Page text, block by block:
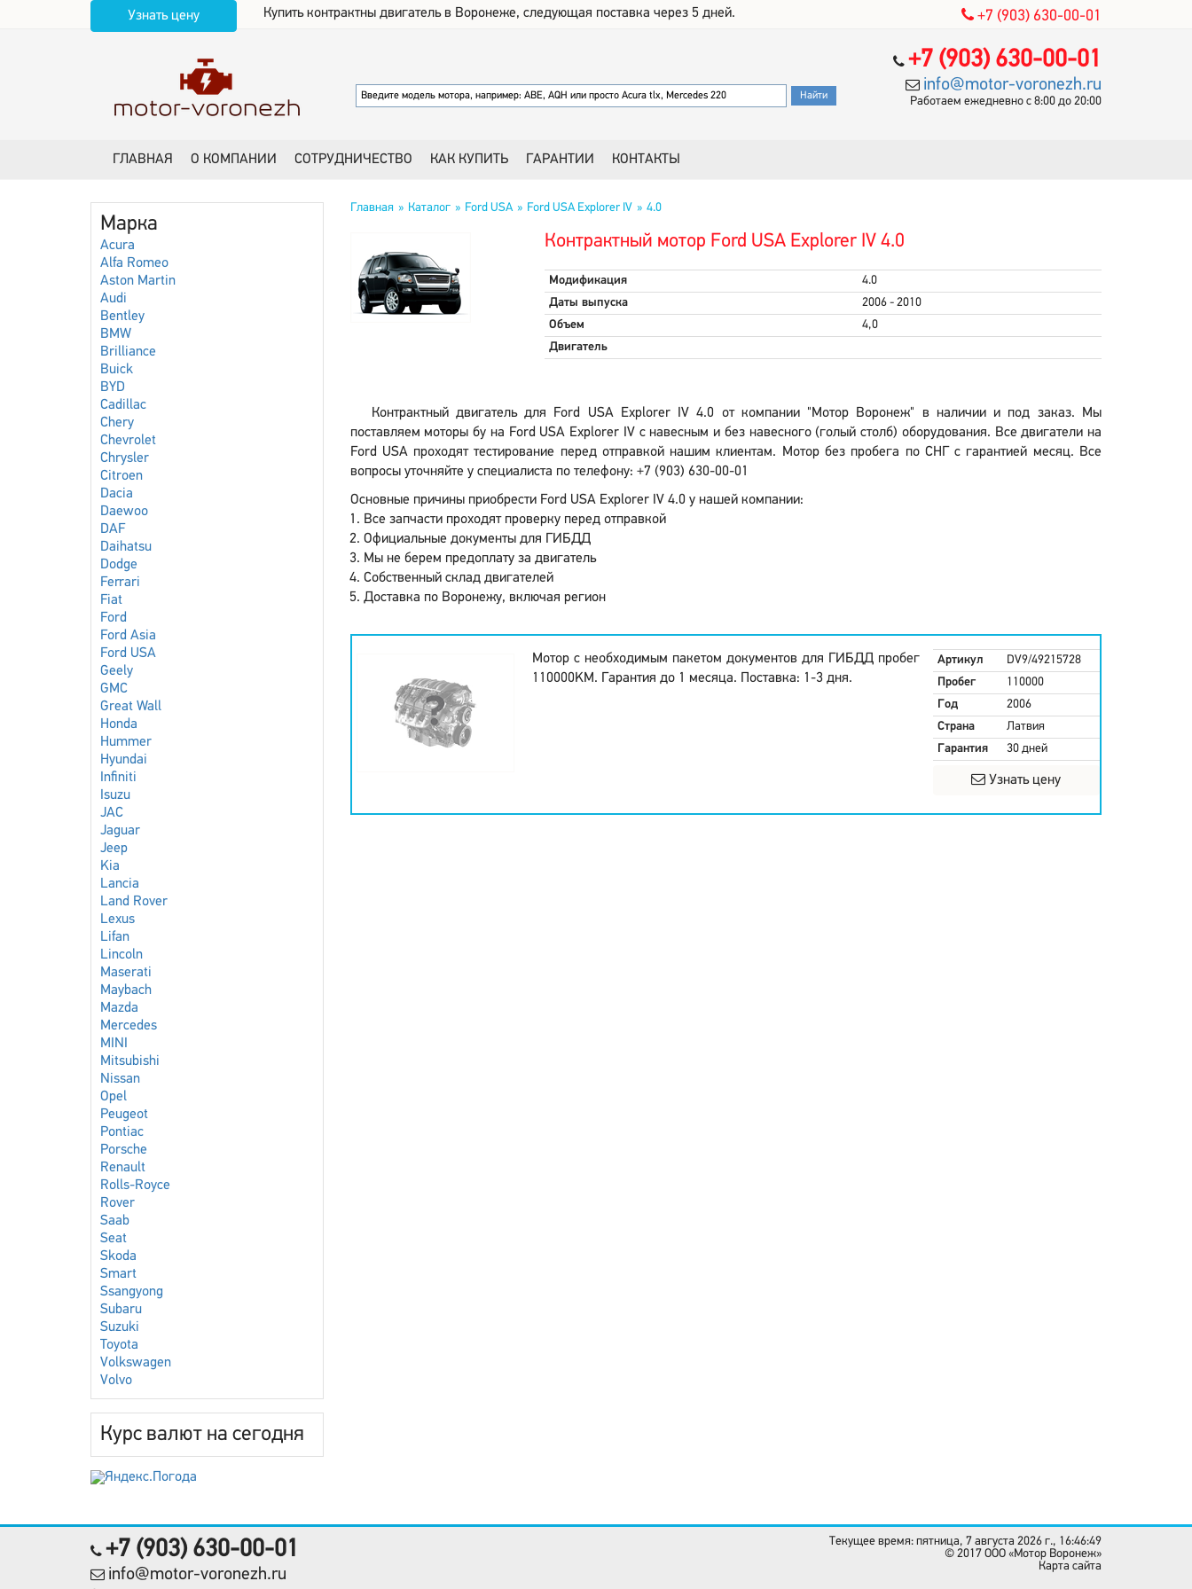
Узнать цену Купить контрактны двигатель в Воронеже, следующая поставка через 5 дней. +7 (903) 630-00-01
+7 (903) 630-00-01
info@motor-voronezh.ru
Работаем ежедневно с 8:00 до 20:00
ГЛАВНАЯ О КОМПАНИИ СОТРУДНИЧЕСТВО КАК КУПИТЬ ГАРАНТИИ КОНТАКТЫ
Марка
Acura
Alfa Romeo
Aston Martin
Audi
Bentley
BMW
Brilliance
Buick
BYD
Cadillac
Chery
Chevrolet
Chrysler
Citroen
Dacia
Daewoo
DAF
Daihatsu
Dodge
Ferrari
Fiat
Ford
Ford Asia
Ford USA
Geely
GMC
Great Wall
Honda
Hummer
Hyundai
Infiniti
Isuzu
JAC
Jaguar
Jeep
Kia
Lancia
Land Rover
Lexus
Lifan
Lincoln
Maserati
Maybach
Mazda
Mercedes
MINI
Mitsubishi
Nissan
Opel
Peugeot
Pontiac
Porsche
Renault
Rolls-Royce
Rover
Saab
Seat
Skoda
Smart
Ssangyong
Subaru
Suzuki
Toyota
Volkswagen
Volvo
Курс валют на сегодня
Главная Каталог Ford USA Ford USA Explorer IV 4.0
Контрактный мотор Ford USA Explorer IV 4.0
Модификация
4.0
Даты выпуска
2006 - 2010
Объем
4,0
Двигатель
Контрактный двигатель для Ford USA Explorer IV 4.0 от компании "Мотор Воронеж" в наличии и под заказ. Мы
поставляем моторы бу на Ford USA Explorer IV с навесным и без навесного (голый столб) оборудования. Все двигатели на
Ford USA проходят тестирование перед отправкой нашим клиентам. Мотор без пробега по СНГ с гарантией месяц. Все
вопросы уточняйте у специалиста по телефону: +7 (903) 630-00-01
Основные причины приобрести Ford USA Explorer IV 4.0 у нашей компании:
Все запчасти проходят проверку перед отправкой
Официальные документы для ГИБДД
Мы не берем предоплату за двигатель
Собственный склад двигателей
Доставка по Воронежу, включая регион
Мотор с необходимым пакетом документов для ГИБДД пробег
110000KM. Гарантия до 1 месяца. Поставка: 1-3 дня.
Артикул
DV9/49215728
Пробег
110000
Год
2006
Страна
Латвия
Гарантия
30 дней
Узнать цену
+7 (903) 630-00-01
info@motor-voronezh.ru
Текущее время: пятница, 7 августа 2026 г., 16:46:49
© 2017 OOO «Мотор Воронеж»
Карта сайта